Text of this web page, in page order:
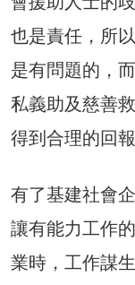
也是責任，所
是有問題的，
私義助及慈善
得到合理的回報
有了基建社會
讓有能力工作
業時，工作謀